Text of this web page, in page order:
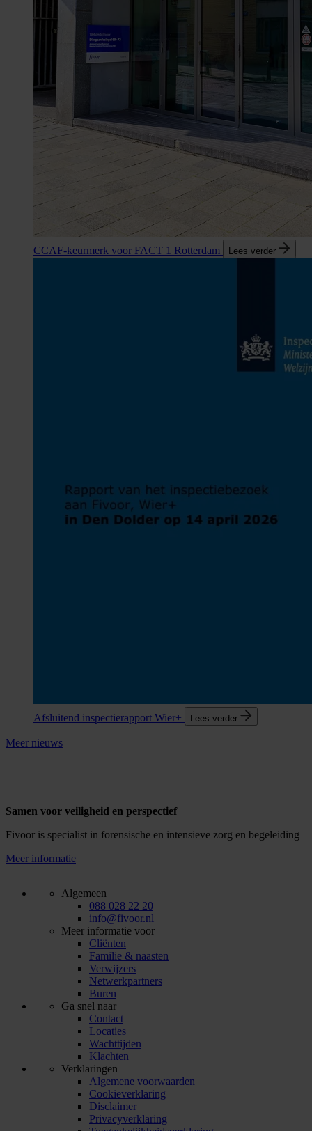
CCAF-keurmerk voor FACT 1 Rotterdam Lees verder
Afsluitend inspectierapport Wier+ Lees verder
Meer nieuws
Samen voor veiligheid en perspectief
Fivoor is specialist in forensische en intensieve zorg en begeleiding
Meer informatie
Algemeen
088 028 22 20
info@fivoor.nl
Meer informatie voor
Cliënten
Familie & naasten
Verwijzers
Netwerkpartners
Buren
Ga snel naar
Contact
Locaties
Wachttijden
Klachten
Verklaringen
Algemene voorwaarden
Cookieverklaring
Disclaimer
Privacyverklaring